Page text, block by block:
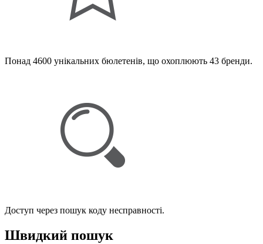
Понад 4600 унікальних бюлетенів, що охоплюють 43 бренди.
Доступ через пошук коду несправності.
Швидкий пошук